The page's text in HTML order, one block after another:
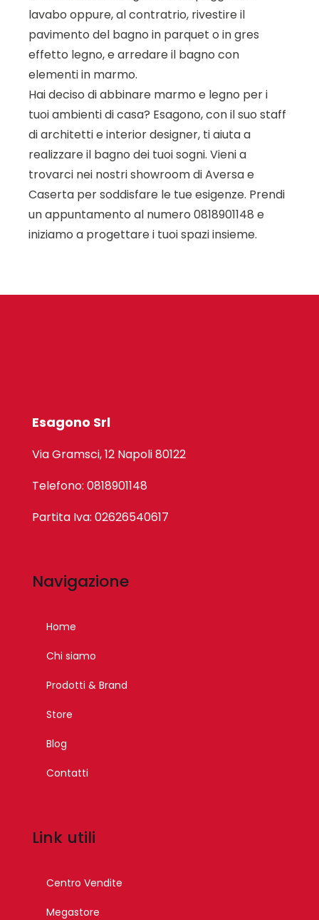
lavabo oppure, al contratrio, rivestire il
pavimento del bagno in parquet o in gres
effetto legno, e arredare il bagno con
elementi in marmo.
Hai deciso di abbinare marmo e legno per i
tuoi ambienti di casa? Esagono, con il suo staff
di architetti e interior designer, ti aiuta a
realizzare il bagno dei tuoi sogni. Vieni a
trovarci nei nostri showroom di Aversa e
Caserta per soddisfare le tue esigenze. Prendi
un appuntamento al numero 0818901148 e
iniziamo a progettare i tuoi spazi insieme.
Esagono Srl
Via Gramsci, 12 Napoli 80122
Telefono: 0818901148
Partita Iva: 02626540617
Navigazione
Home
Chi siamo
Prodotti & Brand
Store
Blog
Contatti
Link utili
Centro Vendite
Megastore